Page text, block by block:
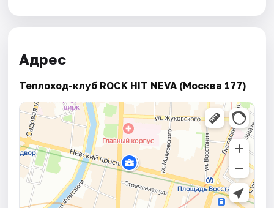
Адрес
Теплоход-клуб ROCK HIT NEVA (Москва 177)